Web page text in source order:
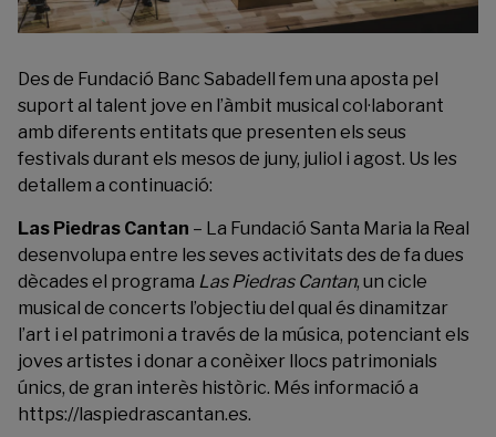
Des de Fundació Banc Sabadell fem una aposta pel
suport al talent jove en l’àmbit musical col·laborant
amb diferents entitats que presenten els seus
festivals durant els mesos de juny, juliol i agost. Us les
detallem a continuació:
Las Piedras Cantan – La Fundació Santa Maria la Real
desenvolupa entre les seves activitats des de fa dues
dècades el programa Las Piedras Cantan, un cicle
musical de concerts l’objectiu del qual és dinamitzar
l’art i el patrimoni a través de la música, potenciant els
joves artistes i donar a conèixer llocs patrimonials
únics, de gran interès històric. Més informació a
https://laspiedrascantan.es.